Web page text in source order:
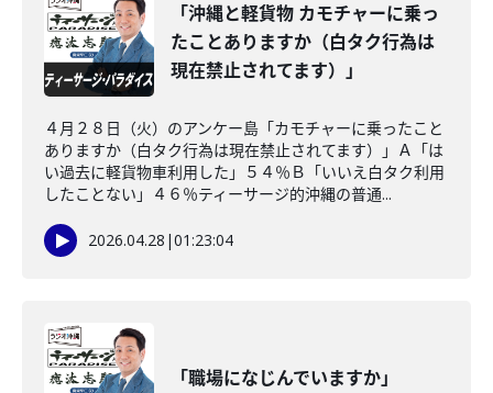
「沖縄と軽貨物 カモチャーに乗っ
たことありますか（白タク行為は
現在禁止されてます）」
４月２８日（火）のアンケー島「カモチャーに乗ったこと
ありますか（白タク行為は現在禁止されてます）」Ａ「は
い過去に軽貨物車利用した」５４％Ｂ「いいえ白タク利用
したことない」４６％ティーサージ的沖縄の普通...
2026.04.28 |01:23:04
「職場になじんでいますか」